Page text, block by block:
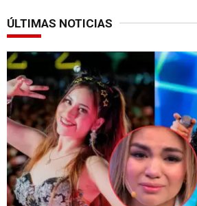
ÚLTIMAS NOTICIAS